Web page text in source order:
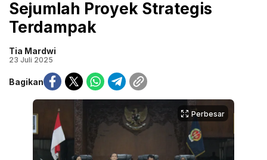
Sejumlah Proyek Strategis
Terdampak
Tia Mardwi
23 Juli 2025
Bagikan
Perbesar